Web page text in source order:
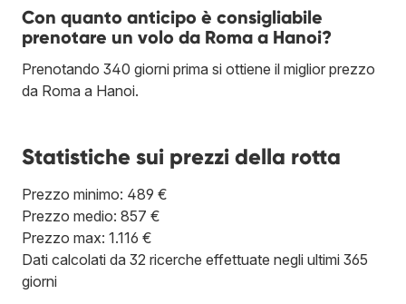
Con quanto anticipo è consigliabile
prenotare un volo da Roma a Hanoi?
Prenotando 340 giorni prima si ottiene il miglior prezzo
da Roma a Hanoi.
Statistiche sui prezzi della rotta
Prezzo minimo: 489 €
Prezzo medio: 857 €
Prezzo max: 1.116 €
Dati calcolati da 32 ricerche effettuate negli ultimi 365
giorni